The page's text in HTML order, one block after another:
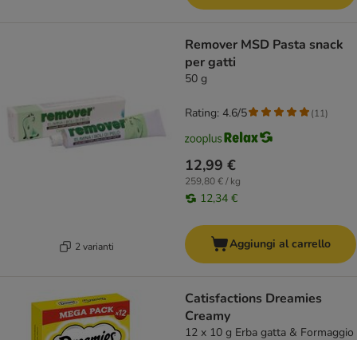
2 varianti
Remover MSD Pasta snack
per gatti
50 g
12,99 €
259,80 € / kg
12,34 €
Rating: 4.6/5 (11)
Aggiungi al carrello
Catisfactions Dreamies
Creamy
12 x 10 g Erba gatta & Formaggio